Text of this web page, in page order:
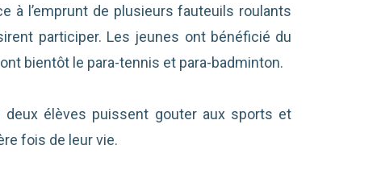
à l’emprunt de plusieurs fauteuils roulants
participer. Les jeunes ont bénéficié du
bientôt le para-tennis et para-badminton.
deux élèves puissent gouter aux sports et
fois de leur vie.